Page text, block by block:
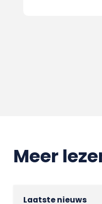
Meer
Laatste nieuws